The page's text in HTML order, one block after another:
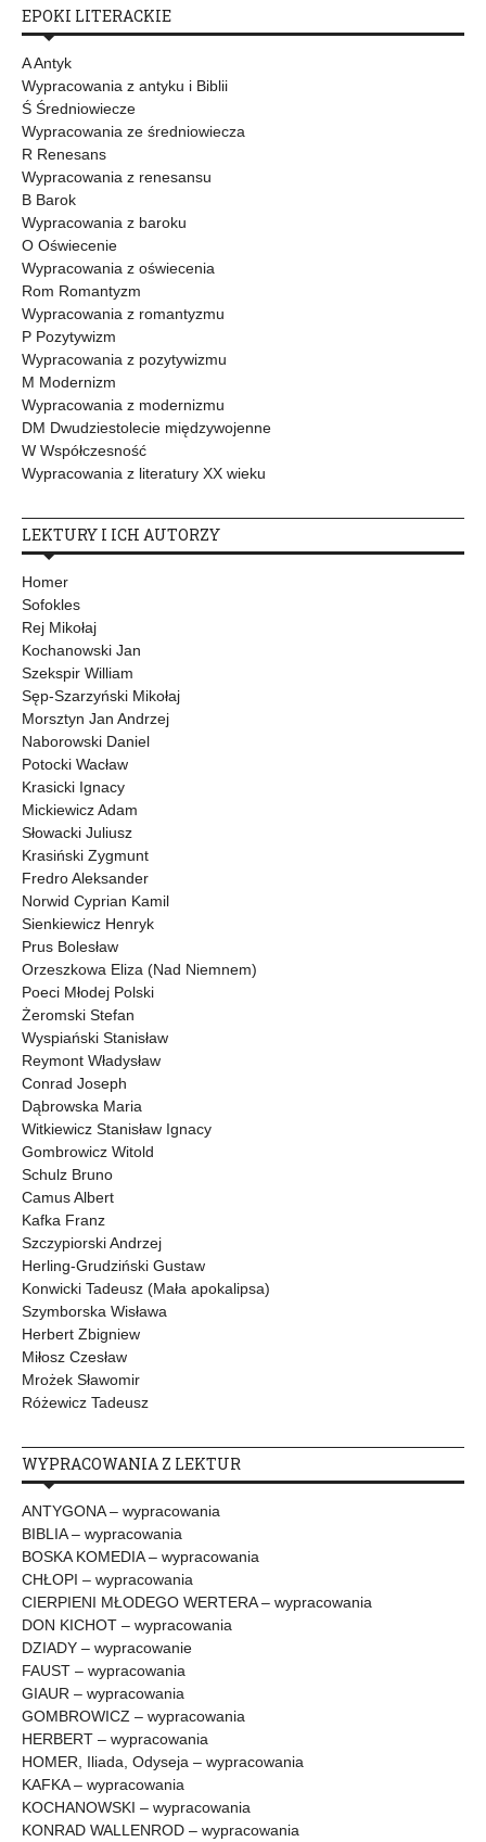
EPOKI LITERACKIE
A Antyk
Wypracowania z antyku i Biblii
Ś Średniowiecze
Wypracowania ze średniowiecza
R Renesans
Wypracowania z renesansu
B Barok
Wypracowania z baroku
O Oświecenie
Wypracowania z oświecenia
Rom Romantyzm
Wypracowania z romantyzmu
P Pozytywizm
Wypracowania z pozytywizmu
M Modernizm
Wypracowania z modernizmu
DM Dwudziestolecie międzywojenne
W Współczesność
Wypracowania z literatury XX wieku
LEKTURY I ICH AUTORZY
Homer
Sofokles
Rej Mikołaj
Kochanowski Jan
Szekspir William
Sęp-Szarzyński Mikołaj
Morsztyn Jan Andrzej
Naborowski Daniel
Potocki Wacław
Krasicki Ignacy
Mickiewicz Adam
Słowacki Juliusz
Krasiński Zygmunt
Fredro Aleksander
Norwid Cyprian Kamil
Sienkiewicz Henryk
Prus Bolesław
Orzeszkowa Eliza (Nad Niemnem)
Poeci Młodej Polski
Żeromski Stefan
Wyspiański Stanisław
Reymont Władysław
Conrad Joseph
Dąbrowska Maria
Witkiewicz Stanisław Ignacy
Gombrowicz Witold
Schulz Bruno
Camus Albert
Kafka Franz
Szczypiorski Andrzej
Herling-Grudziński Gustaw
Konwicki Tadeusz (Mała apokalipsa)
Szymborska Wisława
Herbert Zbigniew
Miłosz Czesław
Mrożek Sławomir
Różewicz Tadeusz
WYPRACOWANIA Z LEKTUR
ANTYGONA – wypracowania
BIBLIA – wypracowania
BOSKA KOMEDIA – wypracowania
CHŁOPI – wypracowania
CIERPIENI MŁODEGO WERTERA – wypracowania
DON KICHOT – wypracowania
DZIADY – wypracowanie
FAUST – wypracowania
GIAUR – wypracowania
GOMBROWICZ – wypracowania
HERBERT – wypracowania
HOMER, Iliada, Odyseja – wypracowania
KAFKA – wypracowania
KOCHANOWSKI – wypracowania
KONRAD WALLENROD – wypracowania